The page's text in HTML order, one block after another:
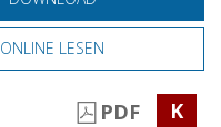
ONLINE LESEN
PDF K